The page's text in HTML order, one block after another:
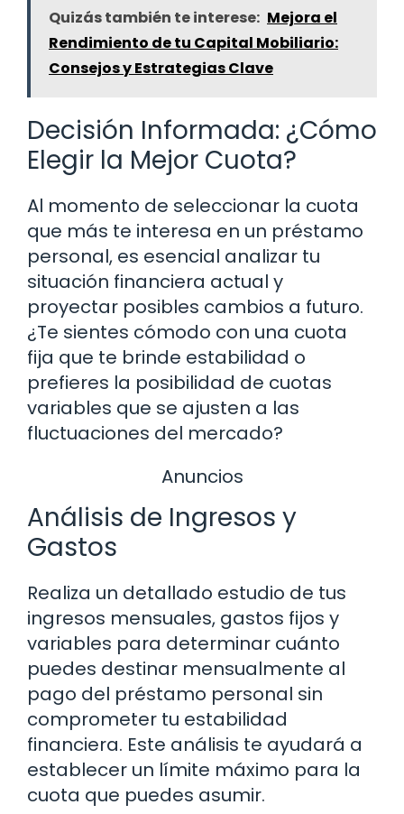
Quizás también te interese: Mejora el
Rendimiento de tu Capital Mobiliario:
Consejos y Estrategias Clave
Decisión Informada: ¿Cómo
Elegir la Mejor Cuota?
Al momento de seleccionar la cuota
que más te interesa en un préstamo
personal, es esencial analizar tu
situación financiera actual y
proyectar posibles cambios a futuro.
¿Te sientes cómodo con una cuota
fija que te brinde estabilidad o
prefieres la posibilidad de cuotas
variables que se ajusten a las
fluctuaciones del mercado?
Anuncios
Análisis de Ingresos y
Gastos
Realiza un detallado estudio de tus
ingresos mensuales, gastos fijos y
variables para determinar cuánto
puedes destinar mensualmente al
pago del préstamo personal sin
comprometer tu estabilidad
financiera. Este análisis te ayudará a
establecer un límite máximo para la
cuota que puedes asumir.